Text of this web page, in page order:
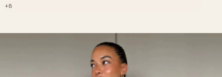
+8